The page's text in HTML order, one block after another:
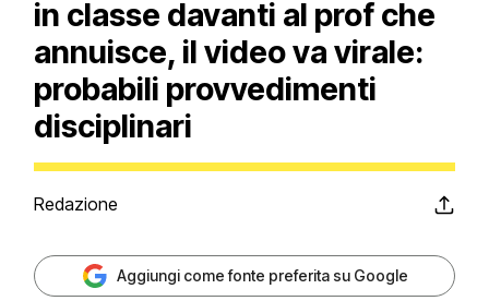
in classe davanti al prof che
annuisce, il video va virale:
probabili provvedimenti
disciplinari
Redazione
Aggiungi come fonte preferita su Google